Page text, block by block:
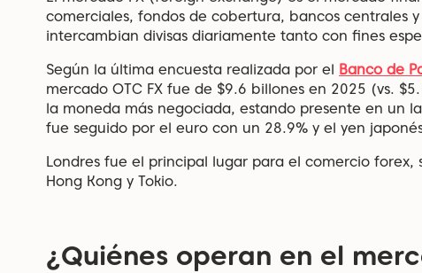
comerciales, fondos de cobertura, bancos centrales
intercambian divisas diariamente tanto con fines
Según la última encuesta realizada por el Banco de
mercado OTC FX fue de $9.6 billones en 2025 (vs.
la moneda más negociada, estando presente en un
fue seguido por el euro con un 28.9% y el yen
Londres fue el principal lugar para el comercio forex,
Hong Kong y Tokio.
¿Quiénes operan en el